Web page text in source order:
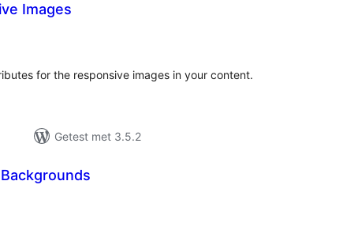
Images
for the responsive images in your content.
Getest met 3.5.2